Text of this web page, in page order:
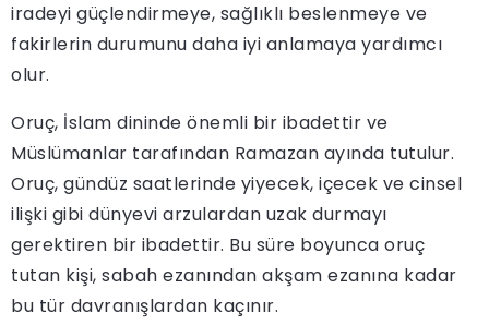
iradeyi güçlendirmeye, sağlıklı beslenmeye ve
fakirlerin durumunu daha iyi anlamaya yardımcı
olur.
Oruç, İslam dininde önemli bir ibadettir ve
Müslümanlar tarafından Ramazan ayında tutulur.
Oruç, gündüz saatlerinde yiyecek, içecek ve cinsel
ilişki gibi dünyevi arzulardan uzak durmayı
gerektiren bir ibadettir. Bu süre boyunca oruç
tutan kişi, sabah ezanından akşam ezanına kadar
bu tür davranışlardan kaçınır.